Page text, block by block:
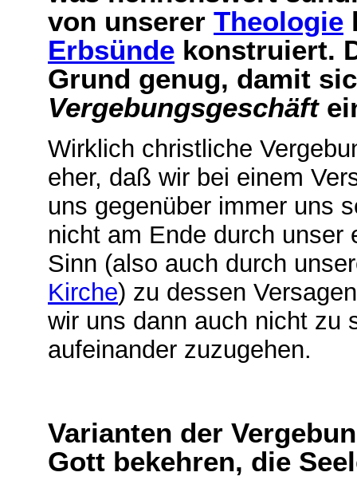
von unserer Theologie
Erbsünde konstruiert.
Grund genug, damit
Vergebungsgeschäft
Wirklich christliche
eher, daß wir bei einem
uns gegenüber immer uns
nicht am Ende durch unser
Sinn (also auch durch
Kirche) zu dessen
wir uns dann auch nicht zu
aufeinander zuzugehen.
Varianten der
Gott bekehren, die